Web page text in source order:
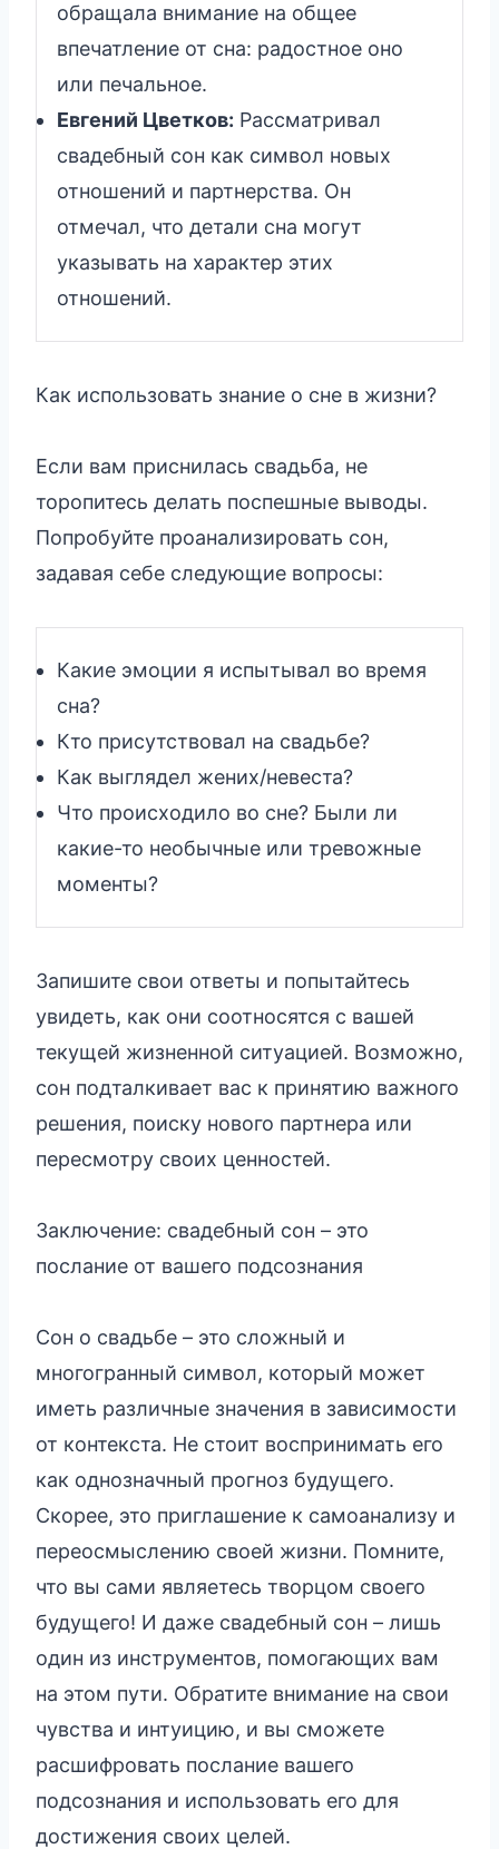
обращала внимание на общее
впечатление от сна: радостное оно
или печальное.
Евгений Цветков: Рассматривал
свадебный сон как символ новых
отношений и партнерства. Он
отмечал, что детали сна могут
указывать на характер этих
отношений.
Как использовать знание о сне в жизни?
Если вам приснилась свадьба, не
торопитесь делать поспешные выводы.
Попробуйте проанализировать сон,
задавая себе следующие вопросы:
Какие эмоции я испытывал во время
сна?
Кто присутствовал на свадьбе?
Как выглядел жених/невеста?
Что происходило во сне? Были ли
какие-то необычные или тревожные
моменты?
Запишите свои ответы и попытайтесь
увидеть, как они соотносятся с вашей
текущей жизненной ситуацией. Возможно,
сон подталкивает вас к принятию важного
решения, поиску нового партнера или
пересмотру своих ценностей.
Заключение: свадебный сон – это
послание от вашего подсознания
Сон о свадьбе – это сложный и
многогранный символ, который может
иметь различные значения в зависимости
от контекста. Не стоит воспринимать его
как однозначный прогноз будущего.
Скорее, это приглашение к самоанализу и
переосмыслению своей жизни. Помните,
что вы сами являетесь творцом своего
будущего! И даже свадебный сон – лишь
один из инструментов, помогающих вам
на этом пути. Обратите внимание на свои
чувства и интуицию, и вы сможете
расшифровать послание вашего
подсознания и использовать его для
достижения своих целей.